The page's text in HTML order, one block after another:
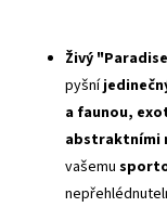
Živý
pyšní
a faunou,
abstraktními
vašemu